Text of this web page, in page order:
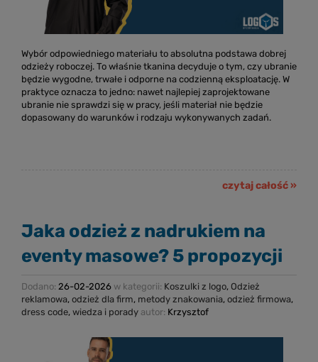
Wybór odpowiedniego materiału to absolutna podstawa dobrej
odzieży roboczej. To właśnie tkanina decyduje o tym, czy ubranie
będzie wygodne, trwałe i odporne na codzienną eksploatację. W
praktyce oznacza to jedno: nawet najlepiej zaprojektowane
ubranie nie sprawdzi się w pracy, jeśli materiał nie będzie
dopasowany do warunków i rodzaju wykonywanych zadań.
czytaj całość »
Jaka odzież z nadrukiem na
eventy masowe? 5 propozycji
Dodano: 26-02-2026 w kategorii: Koszulki z logo, Odzież
reklamowa, odzież dla firm, metody znakowania, odzież firmowa,
dress code, wiedza i porady autor: Krzysztof